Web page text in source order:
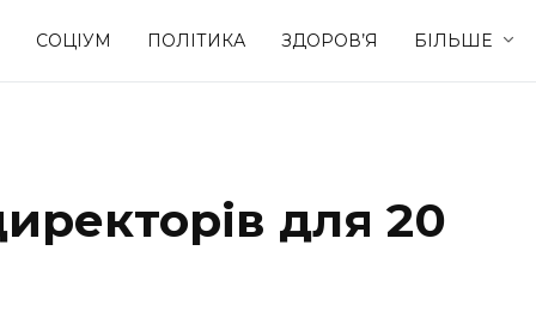
СОЦІУМ ПОЛІТИКА ЗДОРОВ’Я БІЛЬШЕ
Спорт Стиль життя
для 20